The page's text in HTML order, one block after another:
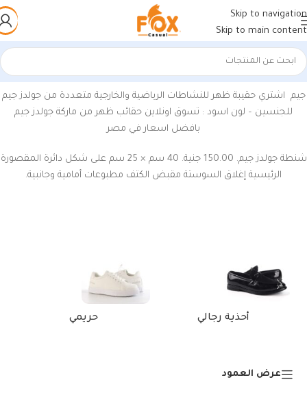
Skip to navigation
Skip to main content
الرئيسية/منتجات تحت الوسم “جيم”
جيم اشتري حقيبة ظهر للنشاطات الرياضية والخارجية متعددة من جولدز جيم
للجنسين – لون اسود : تسوق اونلاين حقائب ظهر من ماركة جولدز جيم
بافضل اسعار في مصر
شنطة جولدز جيم. 150.00 جنية. 40 سم × 25 سم على شكل دائرة المقصورة
الرئيسية إغلاق السوستة مقبض الكتف مطبوعات أمامية وجانبية.
أحذية رجالي حريمي
عرض العمود